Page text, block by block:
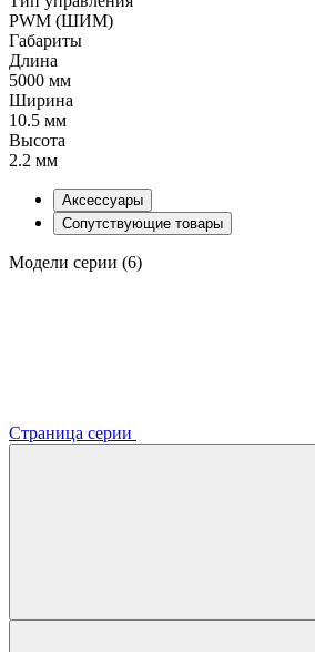
PWM (ШИМ)
Габариты
Длина
5000 мм
Ширина
10.5 мм
Высота
2.2 мм
Аксессуары
Сопутствующие товары
Модели серии (6)
Страница серии